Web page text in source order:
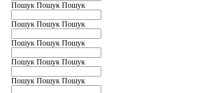
Пошук Пошук Пошук
Пошук Пошук Пошук
Пошук Пошук Пошук
Пошук Пошук Пошук
Пошук Пошук Пошук